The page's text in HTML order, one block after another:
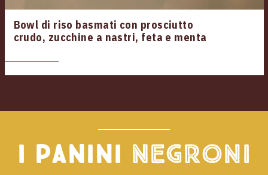
Bowl di riso basmati con prosciutto
crudo, zucchine a nastri, feta e menta
I panini Negroni